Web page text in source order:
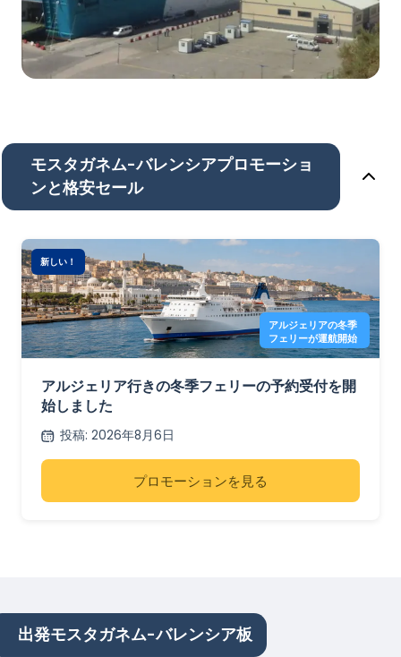
モスタガネム-バレンシアプロモーショ
ンと格安セール
新しい！
アルジェリアの冬季
フェリーが運航開始
アルジェリア行きの冬季フェリーの予約受付を開
始しました
投稿: 2026年8月6日
プロモーションを見る
出発モスタガネム-バレンシア板